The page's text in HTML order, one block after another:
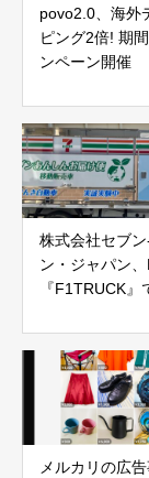
povo2.0、海外
ピング2倍! 期
ンペーン開催
株式会社セブン
ン・ジャパン
『F1TRUCK』
メルカリの広